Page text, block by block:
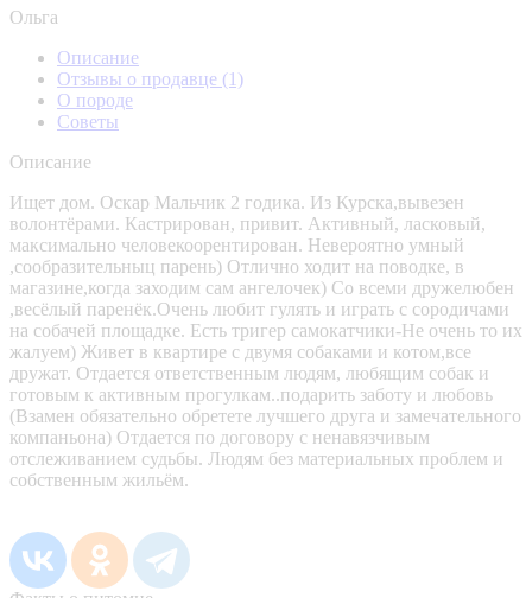
Ольга
Описание
Отзывы о продавце (1)
О породе
Советы
Описание
Ищет дом. Оскар Мальчик 2 годика. Из Курска,вывезен
волонтёрами. Кастрирован, привит. Активный, ласковый,
максимально человекоорентирован. Невероятно умный
,сообразительныц парень) Отлично ходит на поводке, в
магазине,когда заходим сам ангелочек) Со всеми дружелюбен
,весёлый паренёк.Очень любит гулять и играть с сородичами
на собачей площадке. Есть тригер самокатчики-Не очень то их
жалуем) Живет в квартире с двумя собаками и котом,все
дружат. Отдается ответственным людям, любящим собак и
готовым к активным прогулкам..подарить заботу и любовь
(Взамен обязательно обретете лучшего друга и замечательного
компаньона) Отдается по договору с ненавязчивым
отслеживанием судьбы. Людям без материальных проблем и
собственным жильём.